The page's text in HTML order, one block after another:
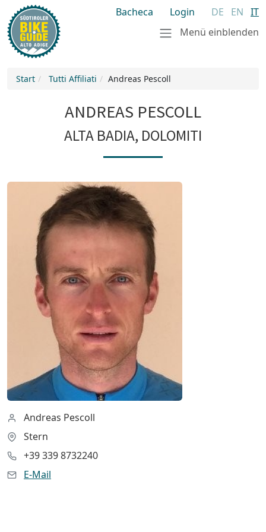
Bacheca Login DE EN IT
Menü einblenden
Start Tutti Affiliati Andreas Pescoll
ANDREAS PESCOLL
ALTA BADIA, DOLOMITI
Andreas Pescoll
Stern
+39 339 8732240
E-Mail